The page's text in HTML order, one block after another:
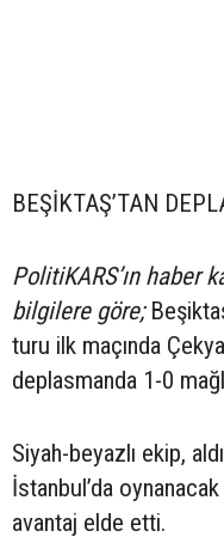
BEŞİKTAŞ’TAN
PolitiKARS’ın haber
bilgilere göre;
turu ilk maçında
deplasmanda 1-0
Siyah-beyazlı ekip,
İstanbul’da
avantaj elde etti.